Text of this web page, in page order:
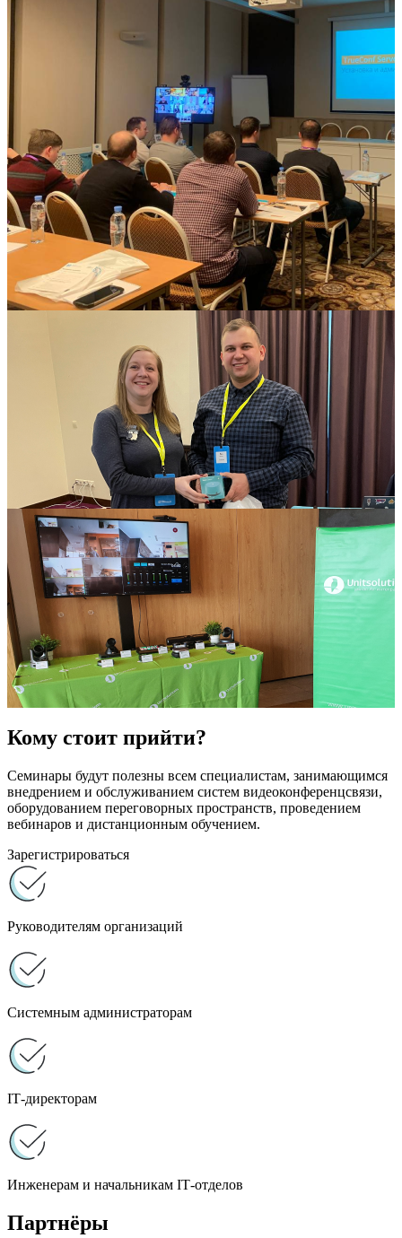
Кому стоит прийти?
Семинары будут полезны всем специалистам, занимающимся
внедрением и обслуживанием систем видеоконференцсвязи,
оборудованием переговорных пространств, проведением
вебинаров и дистанционным обучением.
Зарегистрироваться
Руководителям организаций
Системным администраторам
IT‑директорам
Инженерам и начальникам IT‑отделов
Партнёры